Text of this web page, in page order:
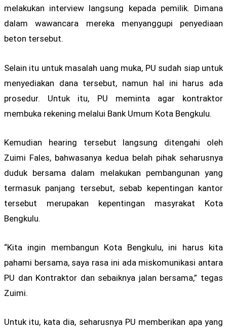
melakukan interview langsung kepada pemilik. Dimana
dalam wawancara mereka menyanggupi penyediaan
beton tersebut.
Selain itu untuk masalah uang muka, PU sudah siap untuk
menyediakan dana tersebut, namun hal ini harus ada
prosedur. Untuk itu, PU meminta agar kontraktor
membuka rekening melalui Bank Umum Kota Bengkulu.
Kemudian hearing tersebut langsung ditengahi oleh
Zuimi Fales, bahwasanya kedua belah pihak seharusnya
duduk bersama dalam melakukan pembangunan yang
termasuk panjang tersebut, sebab kepentingan kantor
tersebut merupakan kepentingan masyrakat Kota
Bengkulu.
“Kita ingin membangun Kota Bengkulu, ini harus kita
pahami bersama, saya rasa ini ada miskomunikasi antara
PU dan Kontraktor dan sebaiknya jalan bersama,” tegas
Zuimi.
Untuk itu, kata dia, seharusnya PU memberikan apa yang